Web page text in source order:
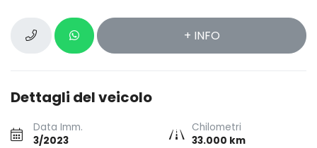
+ INFO
Dettagli del veicolo
Data Imm.
3/2023
Chilometri
33.000 km